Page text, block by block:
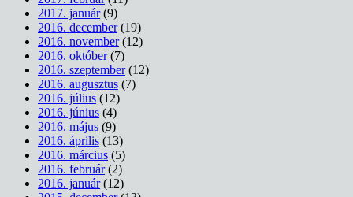
2017. január(9)
2016. december(19)
2016. november(12)
2016. október(7)
2016. szeptember(12)
2016. augusztus (7)
2016. július (12)
2016. június (4)
2016. május (9)
2016. április (13)
2016. március (5)
2016. február(2)
2016. január(12)